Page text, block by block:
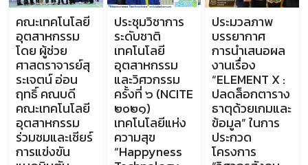
คณะเทคโนโลยี
อุตสาหกรรม
โดย ผู้ช่วย
ศาสตราจารย์สุ
ระเจตน์ อ่อน
ฤทธิ์ คณบดี
คณะเทคโนโลยี
อุตสาหกรรม
ร่วมชมและเชียร์
การแข่งขัน
ประชุมวิชาการ
ระดับชาติ
เทคโนโลยี
อุตสาหกรรม
และวิศวกรรม
ครั้งที่ ๖ (NCITE
๒๐๒๑)
เทคโนโลยีแห่ง
ความสุข
“Happyness
ประมวลภาพ
บรรยากาศ
การนำเสนอผล
งานเรื่อง
“ELEMENT X :
ปลดล็อกตาราง
ธาตุด้วยเกมและ
ข้อมูล” ในการ
ประกวด
โครงการ